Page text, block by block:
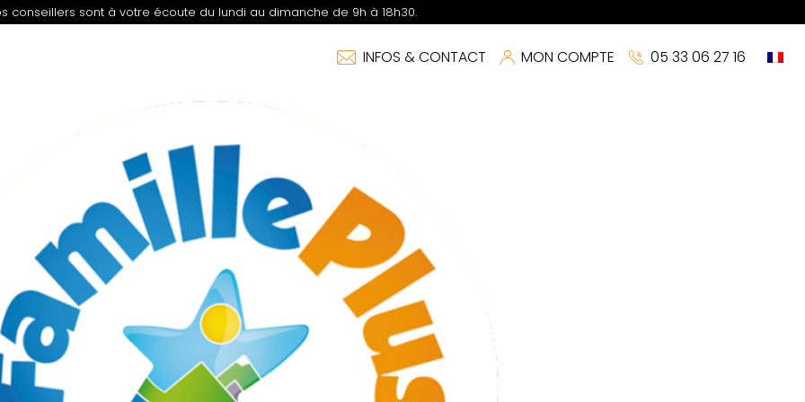
conseillers sont à votre écoute du lundi au dimanche de 9h à 18h30.
INFOS & CONTACT 05 33 06 27 16
MON COMPTE